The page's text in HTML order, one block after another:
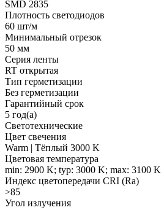
SMD 2835
Плотность светодиодов
60 шт/м
Минимальный отрезок
50 мм
Серия ленты
RT открытая
Тип герметизации
Без герметизации
Гарантийный срок
5 год(а)
Светотехнические
Цвет свечения
Warm | Тёплый 3000 K
Цветовая температура
min: 2900 K; typ: 3000 K; max: 3100 K
Индекс цветопередачи CRI (Ra)
>85
Угол излучения